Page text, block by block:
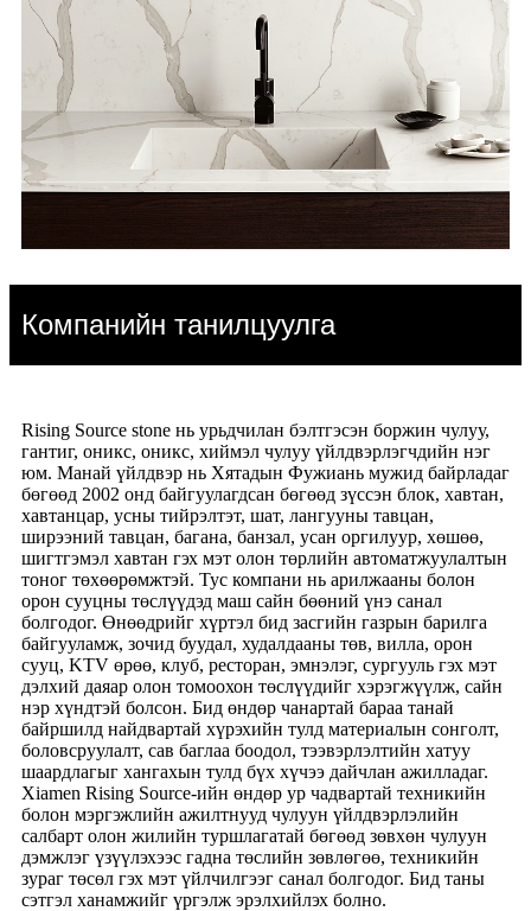
Компанийн танилцуулга
Rising Source stone нь урьдчилан бэлтгэсэн боржин чулуу,
гантиг, оникс, оникс, хиймэл чулуу үйлдвэрлэгчдийн нэг
юм. Манай үйлдвэр нь Хятадын Фужиань мужид байрладаг
бөгөөд 2002 онд байгуулагдсан бөгөөд зүссэн блок, хавтан,
хавтанцар, усны тийрэлтэт, шат, лангууны тавцан,
ширээний тавцан, багана, банзал, усан оргилуур, хөшөө,
шигтгэмэл хавтан гэх мэт олон төрлийн автоматжуулалтын
тоног төхөөрөмжтэй. Тус компани нь арилжааны болон
орон сууцны төслүүдэд маш сайн бөөний үнэ санал
болгодог. Өнөөдрийг хүртэл бид засгийн газрын барилга
байгууламж, зочид буудал, худалдааны төв, вилла, орон
сууц, KTV өрөө, клуб, ресторан, эмнэлэг, сургууль гэх мэт
дэлхий даяар олон томоохон төслүүдийг хэрэгжүүлж, сайн
нэр хүндтэй болсон. Бид өндөр чанартай бараа танай
байршилд найдвартай хүрэхийн тулд материалын сонголт,
боловсруулалт, сав баглаа боодол, тээвэрлэлтийн хатуу
шаардлагыг хангахын тулд бүх хүчээ дайчлан ажилладаг.
Xiamen Rising Source-ийн өндөр ур чадвартай техникийн
болон мэргэжлийн ажилтнууд чулуун үйлдвэрлэлийн
салбарт олон жилийн туршлагатай бөгөөд зөвхөн чулуун
дэмжлэг үзүүлэхээс гадна төслийн зөвлөгөө, техникийн
зураг төсөл гэх мэт үйлчилгээг санал болгодог. Бид таны
сэтгэл ханамжийг үргэлж эрэлхийлэх болно.